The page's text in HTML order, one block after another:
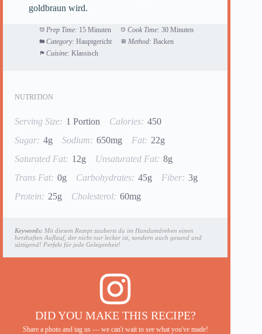
goldbraun wird.
Prep Time: 15 Minuten Cook Time: 30 Minuten
Category: Hauptgericht Method: Backen
Cuisine: Klassisch
NUTRITION
Serving Size: 1 Portion Calories: 450
Sugar: 4g Sodium: 650mg Fat: 22g
Saturated Fat: 12g Unsaturated Fat: 8g
Trans Fat: 0g Carbohydrates: 45g Fiber: 3g
Protein: 25g Cholesterol: 60mg
Keywords: Mit diesem Rezept zauberst du im Handumdrehen einen
herzhaften Auflauf, der nicht nur lecker ist, sondern auch gesund und
sättigend! Perfekt für jede Gelegenheit!
DID YOU MAKE THIS RECIPE?
Share a photo and tag us — we can't wait to see what you've made!